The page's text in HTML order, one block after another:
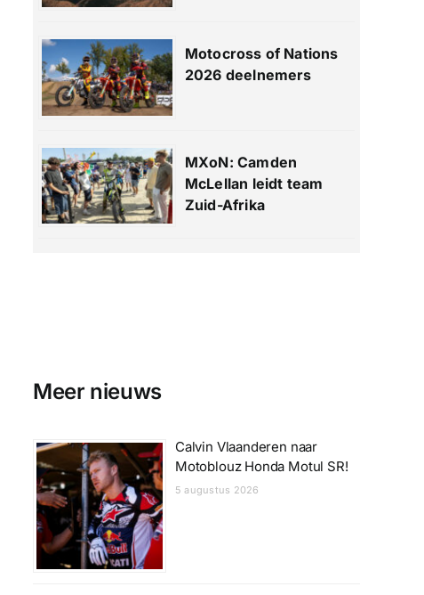
Motocross of Nations
2026 deelnemers
MXoN: Camden
McLellan leidt team
Zuid-Afrika
Meer nieuws
Calvin Vlaanderen naar
Motoblouz Honda Motul SR!
5 augustus 2026